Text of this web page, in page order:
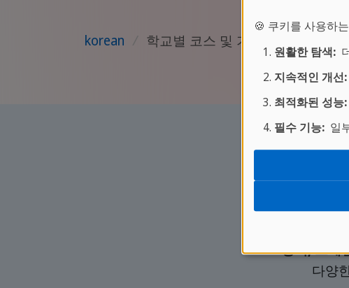
korean / 학교별 코스 및 가격 알아보기
영어, 스페
다양
🍪 쿠키를 사용하
원활한 탐색:
지속적인 개선:
최적화된 성능:
필수 기능:일